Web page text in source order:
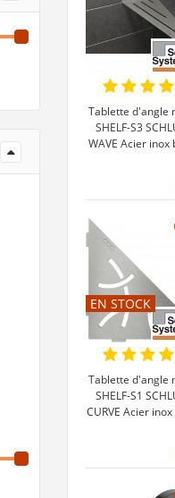
Tablette d'angle
SHELF-S3
WAVE Acier inox
EN STOCK
Tablette d'angle
SHELF-S1
CURVE Acier